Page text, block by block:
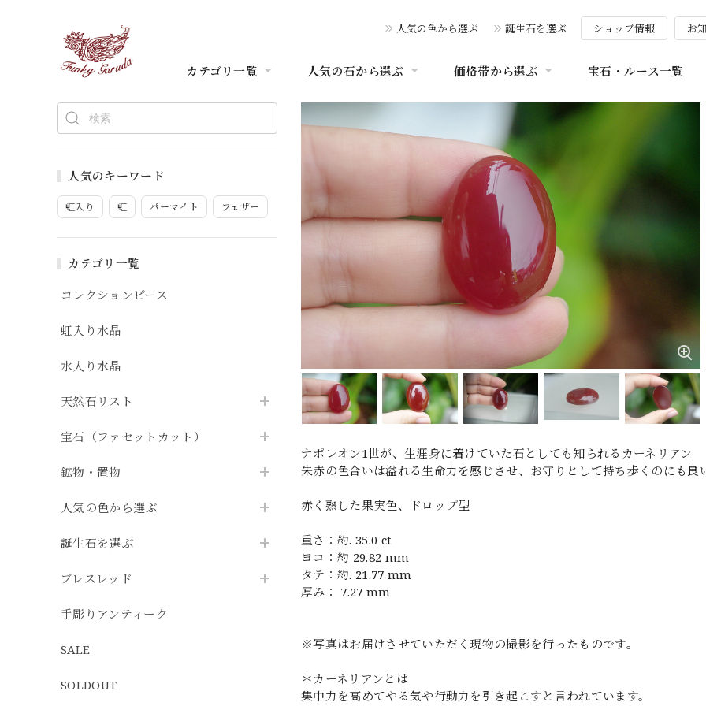
人気の色から選ぶ 誕生石を選ぶ ショップ情報 お
カテゴリ一覧 人気の石から選ぶ 価格帯から選ぶ 宝石・ルース一覧
人気のキーワード
虹入り 虹 パーマイト フェザー
カテゴリ一覧
コレクションピース
虹入り水晶
水入り水晶
天然石リスト
宝石（ファセットカット）
鉱物・置物
人気の色から選ぶ
誕生石を選ぶ
ブレスレッド
手彫りアンティーク
SALE
SOLDOUT
ナポレオン1世が、生涯身に着けていた石としても知られるカーネリアン
朱赤の色合いは溢れる生命力を感じさせ、お守りとして持ち歩くのにも良
赤く熟した果実色、ドロップ型
重さ：約. 35.0 ct
ヨコ：約 29.82 mm
タテ：約. 21.77 mm
厚み： 7.27 mm
※写真はお届けさせていただく現物の撮影を行ったものです。
＊カーネリアンとは
集中力を高めてやる気や行動力を引き起こすと言われています。